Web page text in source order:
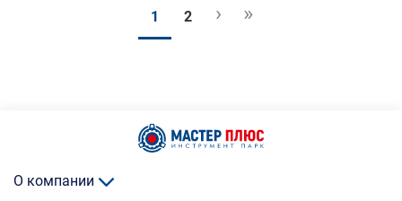
1 2 › »
О компании